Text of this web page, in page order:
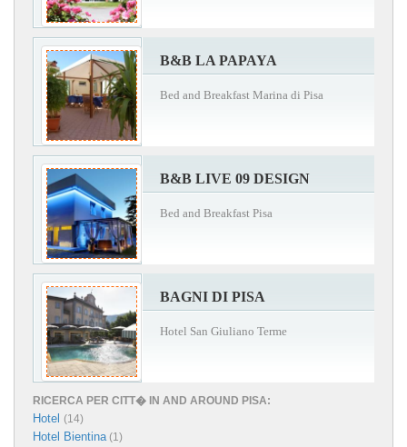
B&B LA PAPAYA
Bed and Breakfast Marina di Pisa
B&B LIVE 09 DESIGN
Bed and Breakfast Pisa
BAGNI DI PISA
Hotel San Giuliano Terme
RICERCA PER CITT� IN AND AROUND PISA:
Hotel (14)
Hotel Bientina(1)